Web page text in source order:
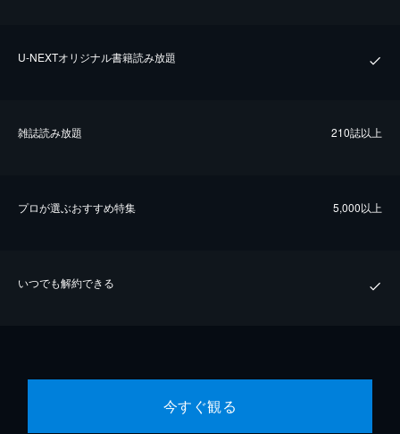
U-NEXTオリジナル書籍読み放題
雑誌読み放題 210誌以上
プロが選ぶおすすめ特集 5,000以上
いつでも解約できる
今すぐ観る